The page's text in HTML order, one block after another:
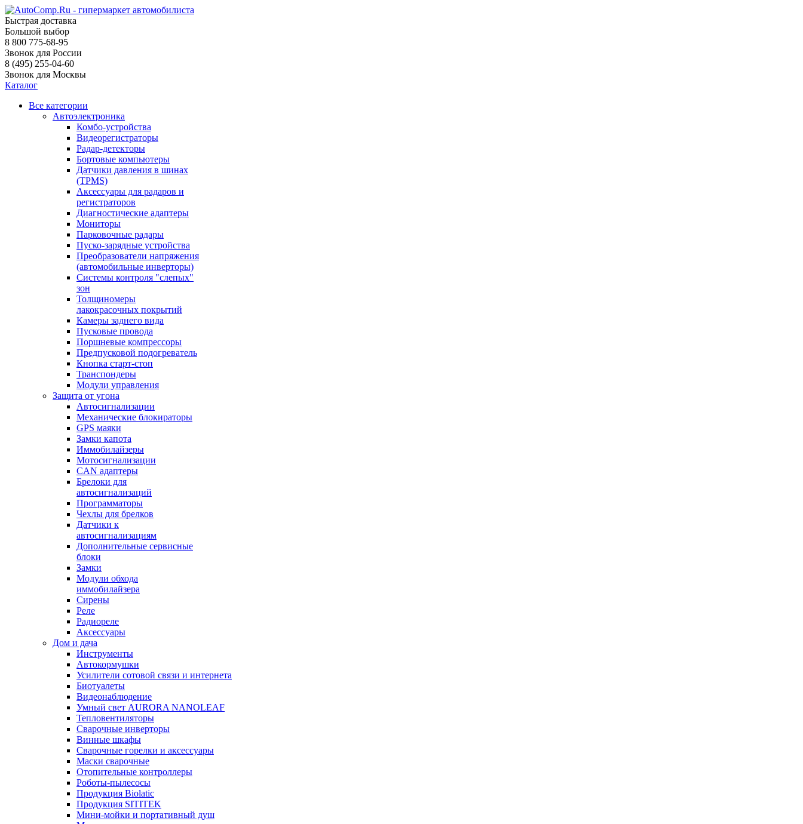
Быстрая доставка
Большой выбор
8 800 775-68-95
Звонок для России
8 (495) 255-04-60
Звонок для Москвы
Каталог
Все категории
Автоэлектроника
Комбо-устройства
Видеорегистраторы
Радар-детекторы
Бортовые компьютеры
Датчики давления в шинах
(TPMS)
Аксессуары для радаров и
регистраторов
Диагностические адаптеры
Мониторы
Парковочные радары
Пуско-зарядные устройства
Преобразователи напряжения
(автомобильные инверторы)
Системы контроля "слепых"
зон
Толщиномеры
лакокрасочных покрытий
Камеры заднего вида
Пусковые провода
Поршневые компрессоры
Предпусковой подогреватель
Кнопка старт-стоп
Транспондеры
Модули управления
Защита от угона
Автосигнализации
Механические блoкираторы
GPS маяки
Замки капота
Иммобилайзеры
Мотосигнализации
CAN адаптеры
Брелоки для
автосигнализаций
Программаторы
Чехлы для брелков
Датчики к
автосигнализациям
Дополнительные сервисные
блоки
Замки
Модули обхода
иммобилайзера
Сирены
Реле
Радиореле
Аксессуары
Дом и дача
Инструменты
Автокормушки
Усилители сотовой связи и интернета
Биотуалеты
Видеонаблюдение
Умный свет AURORA NANOLEAF
Тепловентиляторы
Сварочные инверторы
Винные шкафы
Сварочные горелки и аксессуары
Маски сварочные
Отопительные контроллеры
Роботы-пылесосы
Продукция Biolatic
Продукция SITITEK
Мини-мойки и портативный душ